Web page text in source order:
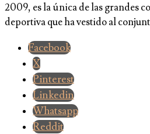
2009, es la única de las grandes
deportiva que ha vestido al
Facebook
X
Pinterest
Linkedin
Whatsapp
Reddit